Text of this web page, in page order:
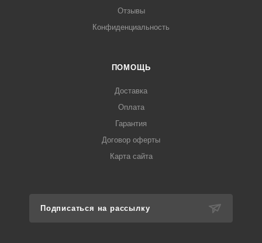
Отзывы
Конфиденциальность
ПОМОЩЬ
Доставка
Оплата
Гарантия
Договор оферты
Карта сайта
Подписаться на рассылку